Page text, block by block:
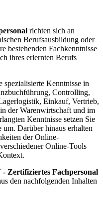
richten sich an
Berufsausbildung oder
bestehenden Fachkenntnisse
ihres erlernten Berufs
spezialisierte Kenntnisse in
Controlling,
Einkauf, Vertrieb,
der Warenwirtschaft und im
Kenntnisse setzen Sie
Darüber hinaus erhalten
der Online-
Online-Tools
Zertifiziertes Fachpersonal
den nachfolgenden Inhalten